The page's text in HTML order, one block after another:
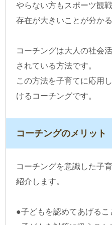
やらない方もスポーツ観
存在が大きいことが分かる
コーチングは大人の社会
されている方法です。
この方法を子育てに応用
けるコーチングです。
コーチングのメリット
コーチングを意識した子
紹介します。
●子どもを認めてあげる